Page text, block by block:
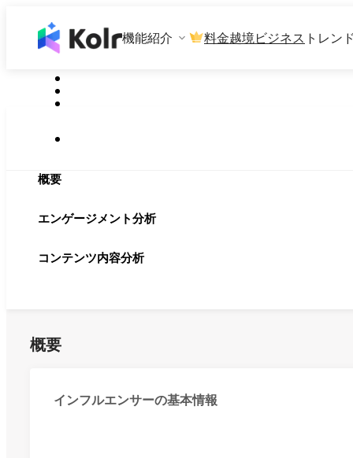
機能紹介 料金越境ビジネス トレン
概要
エンゲージメント分析
コンテンツ内容分析
概要
インフルエンサーの基本情報